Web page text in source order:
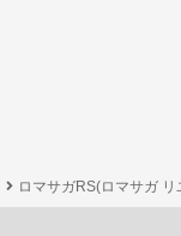
ロマサガRS(ロマサガ